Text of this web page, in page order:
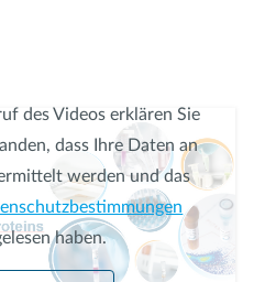
des Videos erklären Sie
dass Ihre Daten an
werden und das
haben.